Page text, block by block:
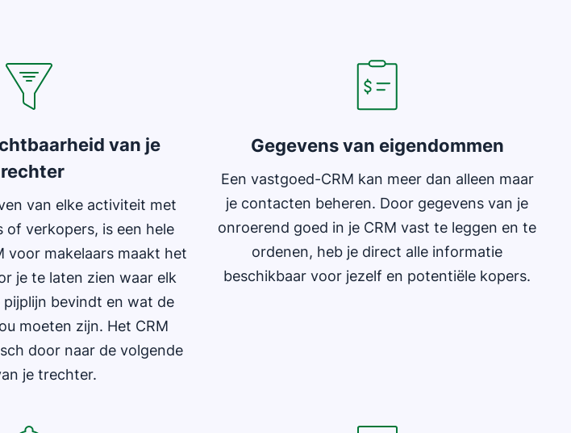
van je
van elke activiteit met
of verkopers, is een hele
voor makelaars maakt het
je te laten zien waar elk
bevindt en wat de
moeten zijn. Het CRM
door naar de volgende
je trechter.
Gegevens van eigendommen
Een vastgoed-CRM kan meer dan alleen maar
je contacten beheren. Door gegevens van je
onroerend goed in je CRM vast te leggen en te
ordenen, heb je direct alle informatie
beschikbaar voor jezelf en potentiële kopers.